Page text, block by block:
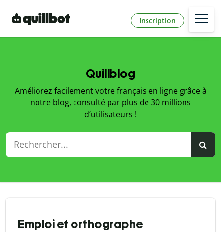
Inscription
Quillblog
Améliorez facilement votre français en ligne grâce à
notre blog, consulté par plus de 30 millions
d’utilisateurs !
Emploi et orthographe